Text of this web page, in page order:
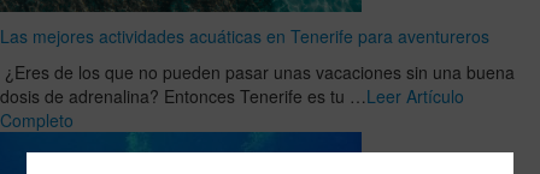
Las mejores actividades acuáticas en Tenerife para aventureros
¿Eres de los que no pueden pasar unas vacaciones sin una buena
dosis de adrenalina? Entonces Tenerife es tu …Leer Artículo
Completo